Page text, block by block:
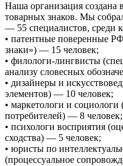
Наша организация создана
товарных знаков. Мы
— 55 специалистов, среди
• патентные поверенные
знаки») — 15 человек;
• филологи-лингвисты
анализу словесных
• дизайнеры и
элементов) — 10 человек;
• маркетологи и социологи
потребителей) — 8 человек;
• психологи восприятия
сходства) — 5 человек;
• юристы по
(процессуальное